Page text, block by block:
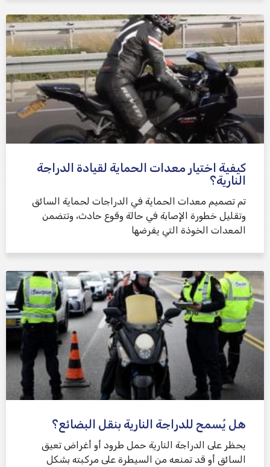
كيفية اختيار معدات الحماية لقيادة الدراجة
النارية؟
تم تصميم معدات الحماية في الدراجات لحماية السائق
وتقليل خطورة الإصابة في حالة وقوع حادث، وتتضمن
المعدات الخوذة التي يفرضها
هل يُسمح للدراجة النارية بنقل البضائع؟
يحظر على الدراجة النارية حمل طرود أو أغراض تعيق
السائق أو قد تمنعه من السيطرة على مركبته بشكل